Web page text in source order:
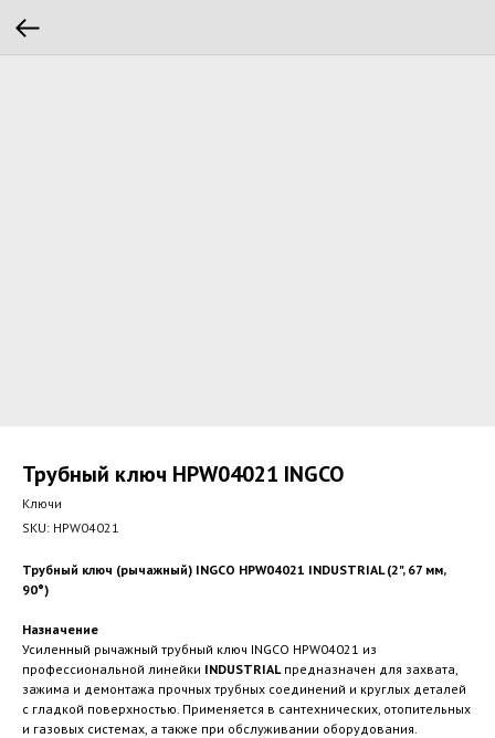
Трубный ключ HPW04021 INGCO
Ключи
SKU: HPW04021
Трубный ключ (рычажный) INGCO HPW04021 INDUSTRIAL (2", 67 мм,
90°)
Назначение
Усиленный рычажный трубный ключ INGCO HPW04021 из
профессиональной линейки INDUSTRIALпредназначен для захвата,
зажима и демонтажа прочных трубных соединений и круглых деталей
с гладкой поверхностью. Применяется в сантехнических, отопительных
и газовых системах, а также при обслуживании оборудования.